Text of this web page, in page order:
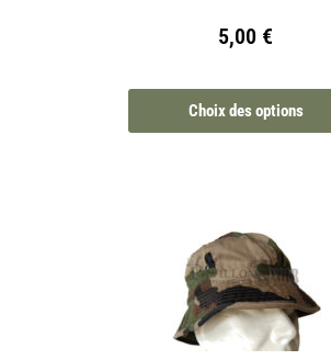
5,00 €
Choix des options